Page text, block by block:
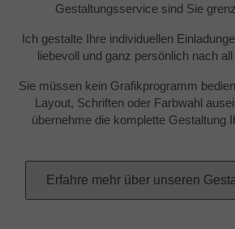
Gestaltungsservice sind Sie
Ich gestalte Ihre individuellen
liebevoll und ganz persönlich nach
Sie müssen kein Grafikprogramm
Layout, Schriften oder Farbwahl
übernehme die komplette Gestaltung
Erfahre mehr über unseren